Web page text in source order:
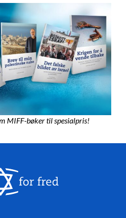
MIFF-bøker til spesialpris!